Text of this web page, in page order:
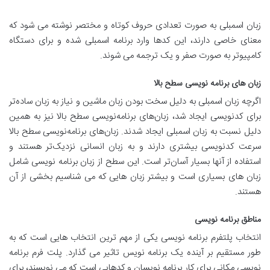
زبان اسمبلی به صورت تعدادی حروف کوتاه و مختصر نوشته می شود که
معنای خاصی دارند، این کدها وارد برنامه اسمبلی شده و برای دستگاه
کامپیوتر به صورت صفر و یک ترجمه می شوند.
زبان های برنامه نویسی سطح بالا
اگرچه زبان اسمبلی به دلیل سخت بودن زبان ماشین و نیاز به زبان ساده‌تر
برای کدنویسی ایجاد شد، زبان‌های برنامه‌نویسی سطح بالا نیز به همین
دلیل نسبت به زبان اسمبلی ایجاد شدند. زبان‌های برنامه‌نویسی سطح بالا
سرعت کدنویسی بیشتری دارند و به زبان انسانی نزدیک‌تر هستند و
استفاده از آنها بسیار آسان‌تر است. این سطح از زبان برنامه نویسی شامل
زبان های بسیاری است و بیشتر زبان هایی که می شناسیم بخشی از آن
هستند.
مناطق برنامه نویسی
انتخاب پلتفرم برنامه نویسی یکی از مهم ترین انتخاب هایی است که به
طور مستقیم بر آینده یک برنامه نویس تاثیر می گذارد. پلت فرم برنامه